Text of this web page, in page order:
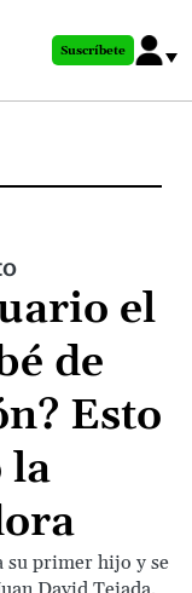
Suscríbete
el
de
Esto
la
su primer hijo y se